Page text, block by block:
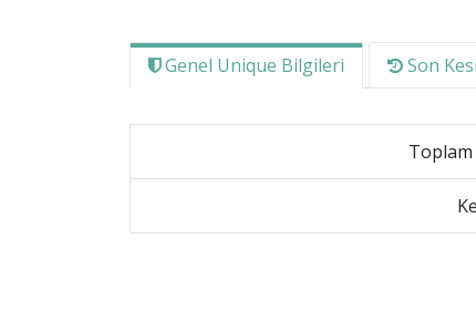
Genel Unique Bilgileri Son
Toplam